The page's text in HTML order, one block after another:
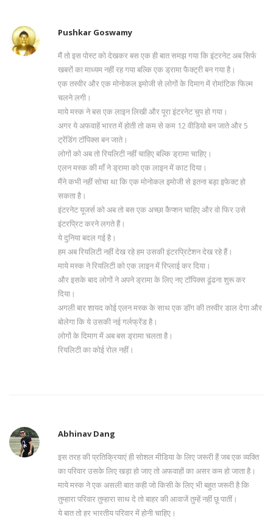
Pushkar Goswamy
मैं तो इस पोस्ट को देखकर बस एक ही बात समझ गया कि इंटरनेट अब सिर्फ
खबरों का माध्यम नहीं रह गया बल्कि एक ड्रामा फैक्ट्री बन गया है।
एक तस्वीर और एक मोनोकल इमोजी से लोगों के दिमाग में रोमांटिक फिल्म
चलने लगी।
माये मस्क ने बस एक लाइन लिखी और पूरा इंटरनेट चुप हो गया।
अगर ये अफवाहें भारत में होती तो कम से कम 12 वीडियो बन जाते और 5
ट्रेंडिंग टॉपिक्स बन जाते।
लोगों को अब तो रियलिटी नहीं चाहिए बल्कि ड्रामा चाहिए।
एलन मस्क की माँ ने ड्रामा को एक लाइन में काट दिया।
मैंने कभी नहीं सोचा था कि एक मोनोकल इमोजी से इतना बड़ा इफेक्ट हो
सकता है।
इंटरनेट यूजर्स को अब तो बस एक अच्छा कैप्शन चाहिए और वो फिर उसे
इंटरप्रिट करने लगते हैं।
ये दुनिया बदल गई है।
हम अब रियलिटी नहीं देख रहे हम उसकी इंटरप्रिटेशन देख रहे हैं।
माये मस्क ने रियलिटी को एक लाइन में रिप्लाई कर दिया।
और इसके बाद लोगों ने अपने ड्रामा के लिए नए टॉपिक्स ढूंढना शुरू कर
दिया।
अगली बार शायद कोई एलन मस्क के साथ एक डॉग की तस्वीर डाल देगा और
बोलेगा कि ये उसकी नई गर्लफ्रेंड है।
लोगों के दिमाग में अब बस ड्रामा चलता है।
रियलिटी का कोई रोल नहीं।
Abhinav Dang
इस तरह की प्रतिक्रियाएं ही सोशल मीडिया के लिए जरूरी हैं जब एक व्यक्ति
का परिवार उसके लिए खड़ा हो जाए तो अफवाहों का असर कम हो जाता है।
माये मस्क ने एक असली बात कही जो किसी के लिए भी बहुत जरूरी है कि
तुम्हारा परिवार तुम्हारा साथ दे तो बाहर की आवाजें तुम्हें नहीं छू पातीं।
ये बात तो हर भारतीय परिवार में होनी चाहिए।